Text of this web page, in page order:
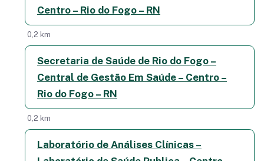
Centro – Rio do Fogo – RN
0,2 km
Secretaria de Saúde de Rio do Fogo –
Central de Gestão Em Saúde – Centro –
Rio do Fogo – RN
0,2 km
Laboratório de Análises Clínicas –